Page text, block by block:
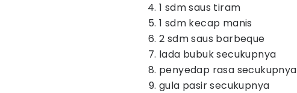
1 sdm saus tiram
1 sdm kecap manis
2 sdm saus barbeque
lada bubuk secukupnya
penyedap rasa secukupnya
gula pasir secukupnya